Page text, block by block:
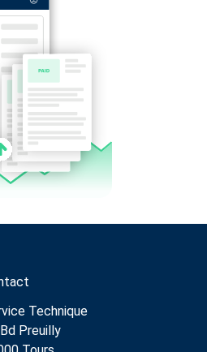
Technique
Preuilly